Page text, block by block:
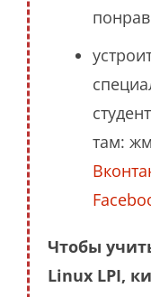
там:
Чтобы
Linux LPI,